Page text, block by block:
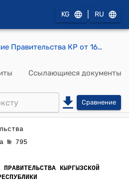
KG RU
Постановление Правительства КР от 16 ноября 2006 года № 795 "Об аккредитации органов по оценке соответствия в Кыргызской Республике"
Ссылающиеся документы
Сравнение